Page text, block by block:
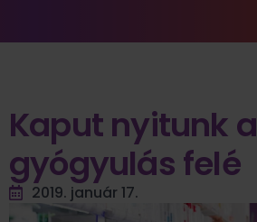
Kaput nyitunk a
gyógyulás felé
2019. január 17.